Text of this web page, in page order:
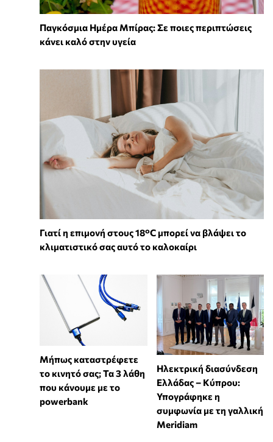
Παγκόσμια Ημέρα Μπίρας: Σε ποιες περιπτώσεις
κάνει καλό στην υγεία
Γιατί η επιμονή στους 18°C μπορεί να βλάψει το
κλιματιστικό σας αυτό το καλοκαίρι
Μήπως καταστρέφετε
το κινητό σας; Τα 3 λάθη
που κάνουμε με το
powerbank
Ηλεκτρική διασύνδεση
Ελλάδας – Κύπρου:
Υπογράφηκε η
συμφωνία με τη γαλλική
Meridiam